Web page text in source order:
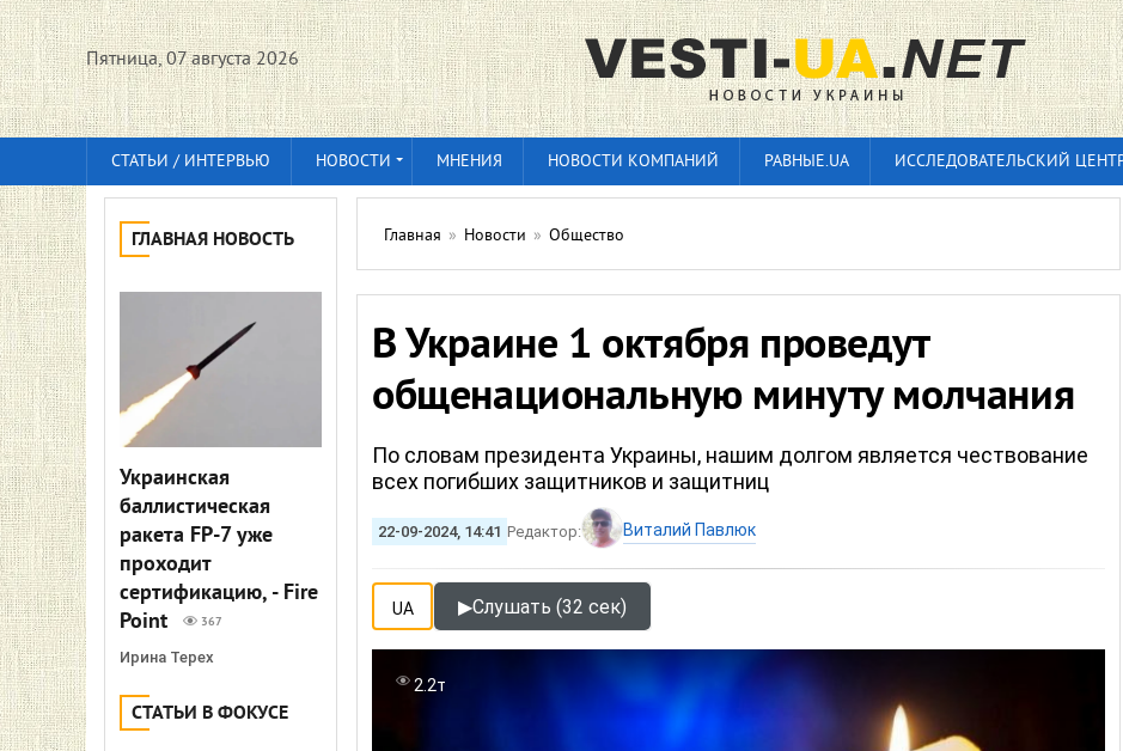
Пятница, 07 августа 2026
СТАТЬИ / ИНТЕРВЬЮ НОВОСТИ МНЕНИЯ НОВОСТИ КОМПАНИЙ РАВНЫЕ.UA ИССЛЕДОВАТЕЛЬСКИЙ
ГЛАВНАЯ НОВОСТЬ
Украинская
баллистическая
ракета FP-7 уже
проходит
сертификацию, - Fire
Point
367
Ирина Терех
СТАТЬИ В ФОКУСЕ
Главная » Новости » Общество
В Украине 1 октября проведут
общенациональную минуту молчания
По словам президента Украины, нашим долгом является чествование
всех погибших защитников и защитниц
22-09-2024, 14:41 Редактор: Виталий Павлюк
UA ▶Слушать (32 сек)
2.2т